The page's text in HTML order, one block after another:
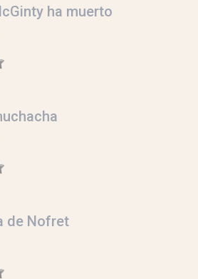
ha muerto
de Nofret